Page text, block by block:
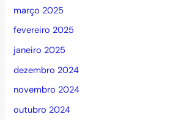
março 2025
fevereiro 2025
janeiro 2025
dezembro 2024
novembro 2024
outubro 2024